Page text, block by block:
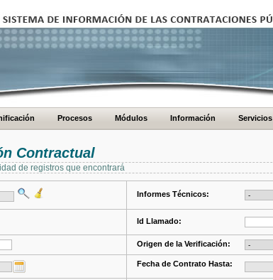
Procesos Módulos Información Servicios
Contractual
de registros que encontrará
Informes Técnicos:
Id Llamado:
Origen de la Verificación:
Fecha de Contrato Hasta: